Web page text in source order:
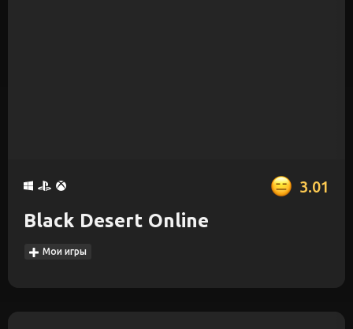
3.01
Black Desert Online
Мои игры